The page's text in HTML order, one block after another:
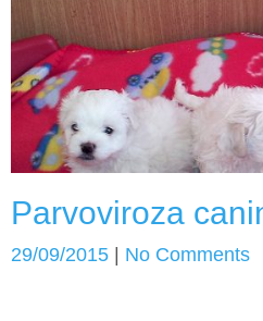
Parvoviroza
29/09/2015 | No Comments